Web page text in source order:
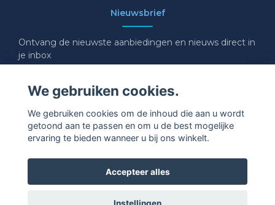
Nieuwsbrief
Ontvang de nieuwste aanbiedingen en nieuws direct in
je inbox
E-mail
Ja graag!
We gebruiken cookies.
We gebruiken cookies om de inhoud die aan u wordt
getoond aan te passen en om u de best mogelijke
ervaring te bieden wanneer u bij ons winkelt.
Accepteer alles